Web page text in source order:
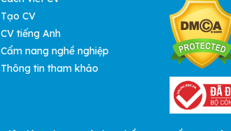
Tạo CV
CV tiếng Anh
Cẩm nang nghề nghiệp
Thông tin tham khảo